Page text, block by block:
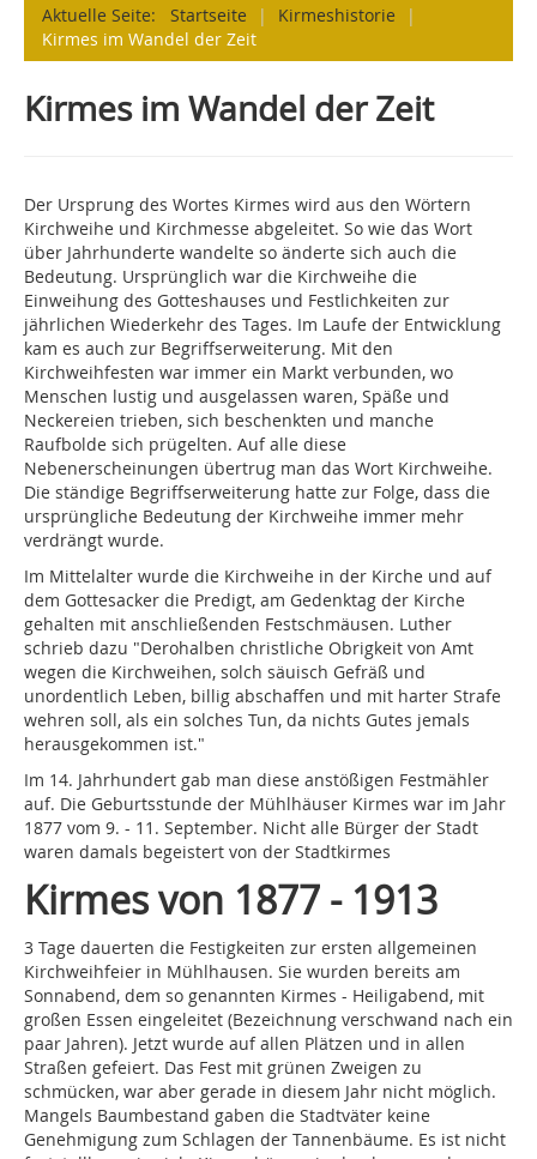
Aktuelle Seite: Startseite | Kirmeshistorie
|
Kirmes im Wandel der Zeit
Kirmes im Wandel der Zeit
Der Ursprung des Wortes Kirmes wird aus den Wörtern
Kirchweihe und Kirchmesse abgeleitet. So wie das Wort
über Jahrhunderte wandelte so änderte sich auch die
Bedeutung. Ursprünglich war die Kirchweihe die
Einweihung des Gotteshauses und Festlichkeiten zur
jährlichen Wiederkehr des Tages. Im Laufe der Entwicklung
kam es auch zur Begriffserweiterung. Mit den
Kirchweihfesten war immer ein Markt verbunden, wo
Menschen lustig und ausgelassen waren, Späße und
Neckereien trieben, sich beschenkten und manche
Raufbolde sich prügelten. Auf alle diese
Nebenerscheinungen übertrug man das Wort Kirchweihe.
Die ständige Begriffserweiterung hatte zur Folge, dass die
ursprüngliche Bedeutung der Kirchweihe immer mehr
verdrängt wurde.
Im Mittelalter wurde die Kirchweihe in der Kirche und auf
dem Gottesacker die Predigt, am Gedenktag der Kirche
gehalten mit anschließenden Festschmäusen. Luther
schrieb dazu "Derohalben christliche Obrigkeit von Amt
wegen die Kirchweihen, solch säuisch Gefräß und
unordentlich Leben, billig abschaffen und mit harter Strafe
wehren soll, als ein solches Tun, da nichts Gutes jemals
herausgekommen ist."
Im 14. Jahrhundert gab man diese anstößigen Festmähler
auf. Die Geburtsstunde der Mühlhäuser Kirmes war im Jahr
1877 vom 9. - 11. September. Nicht alle Bürger der Stadt
waren damals begeistert von der Stadtkirmes
Kirmes von 1877 - 1913
3 Tage dauerten die Festigkeiten zur ersten allgemeinen
Kirchweihfeier in Mühlhausen. Sie wurden bereits am
Sonnabend, dem so genannten Kirmes - Heiligabend, mit
großen Essen eingeleitet (Bezeichnung verschwand nach ein
paar Jahren). Jetzt wurde auf allen Plätzen und in allen
Straßen gefeiert. Das Fest mit grünen Zweigen zu
schmücken, war aber gerade in diesem Jahr nicht möglich.
Mangels Baumbestand gaben die Stadtväter keine
Genehmigung zum Schlagen der Tannenbäume. Es ist nicht